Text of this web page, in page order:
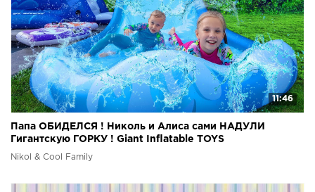
11:46
Папа ОБИДЕЛСЯ ! Николь и Алиса сами НАДУЛИ
Гигантскую ГОРКУ ! Giant Inflatable TOYS
Nikol & Cool Family